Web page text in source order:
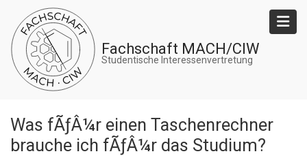
zum
Inhalt
Fachschaft MACH/CIW
Studentische Interessenvertretung
Was fÃƒÂ¼r einen Taschenrechner
brauche ich fÃƒÂ¼r das Studium?